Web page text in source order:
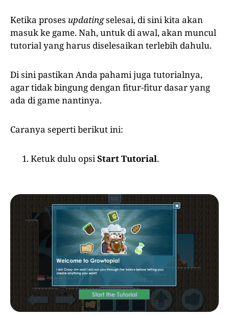
Ketika proses updatingselesai, di sini kita akan
masuk ke game. Nah, untuk di awal, akan muncul
tutorial yang harus diselesaikan terlebih dahulu.
Di sini pastikan Anda pahami juga tutorialnya,
agar tidak bingung dengan fitur-fitur dasar yang
ada di game nantinya.
Caranya seperti berikut ini:
Ketuk dulu opsiStart Tutorial.